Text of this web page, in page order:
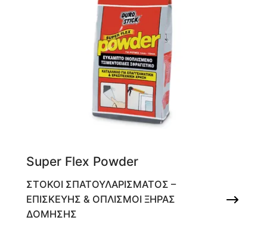
Super Flex Powder
ΣΤΟΚΟΙ ΣΠΑΤΟΥΛΑΡΙΣΜΑΤΟΣ –
ΕΠΙΣΚΕΥΗΣ & ΟΠΛΙΣΜΟΙ ΞΗΡΑΣ
ΔΟΜΗΣΗΣ